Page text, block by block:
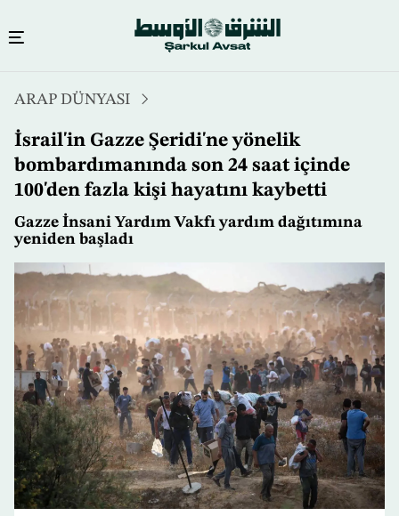
atla
ARAP DÜNYASI
İsrail'in Gazze Şeridi'ne yönelik
bombardımanında son 24 saat içinde
100'den fazla kişi hayatını kaybetti
Gazze İnsani Yardım Vakfı yardım dağıtımına
yeniden başladı